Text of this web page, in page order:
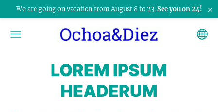
We are going on vacation from August 8 to 23.See you on 24! ×
LOREM IPSUM
HEADERUM